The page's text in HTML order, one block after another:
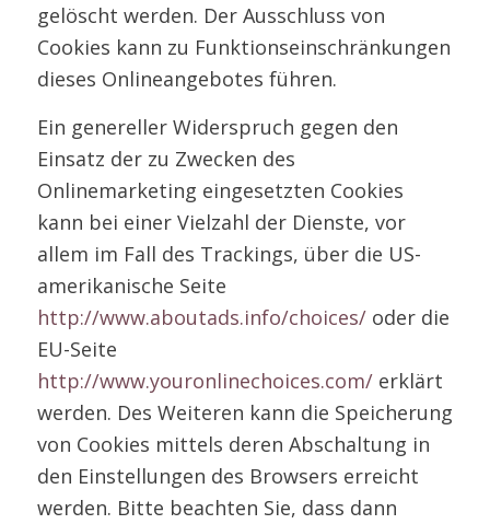
gelöscht werden. Der Ausschluss von
Cookies kann zu Funktionseinschränkungen
dieses Onlineangebotes führen.
Ein genereller Widerspruch gegen den
Einsatz der zu Zwecken des
Onlinemarketing eingesetzten Cookies
kann bei einer Vielzahl der Dienste, vor
allem im Fall des Trackings, über die US-
amerikanische Seite
http://www.aboutads.info/choices/oder die
EU-Seite
http://www.youronlinechoices.com/erklärt
werden. Des Weiteren kann die Speicherung
von Cookies mittels deren Abschaltung in
den Einstellungen des Browsers erreicht
werden. Bitte beachten Sie, dass dann